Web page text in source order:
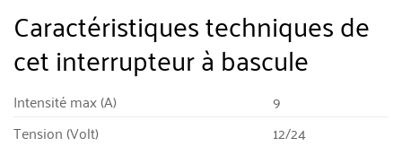
Caractéristiques techniques de
cet interrupteur à bascule
Intensité max (A)
9
Tension (Volt)
12/24